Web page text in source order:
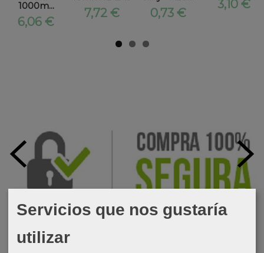
1000m...
6,06 €
7,72 € 0,73 €
3,10 €
Servicios que nos gustaría
utilizar